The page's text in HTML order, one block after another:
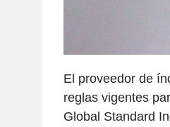
El proveedor de
reglas vigentes
Global Standard